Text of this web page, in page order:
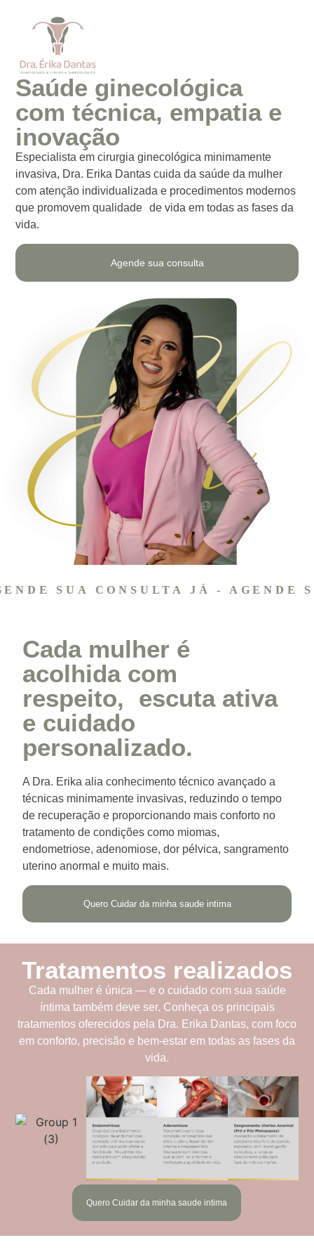
Saúde ginecológica
com técnica, empatia e
inovação
Especialista em cirurgia ginecológica minimamente
invasiva, Dra. Erika Dantas cuida da saúde da mulher
com atenção individualizada e procedimentos modernos
que promovem qualidade de vida em todas as fases da
vida.
Agende sua consulta
SUA CONSULTA JÁ - AGENDE
Cada mulher é
acolhida com
respeito, escuta ativa
e cuidado
personalizado.
A Dra. Erika alia conhecimento técnico avançado a
técnicas minimamente invasivas, reduzindo o tempo
de recuperação e proporcionando mais conforto no
tratamento de condições como miomas,
endometriose, adenomiose, dor pélvica, sangramento
uterino anormal e muito mais.
Quero Cuidar da minha saude intima
Tratamentos realizados
Cada mulher é única — e o cuidado com sua saúde
íntima também deve ser. Conheça os principais
tratamentos oferecidos pela Dra. Erika Dantas, com foco
em conforto, precisão e bem-estar em todas as fases da
vida.
Quero Cuidar da minha saude intima